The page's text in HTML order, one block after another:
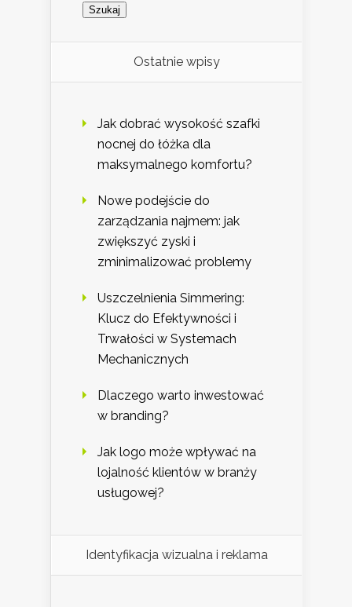
Ostatnie wpisy
Jak dobrać wysokość szafki
nocnej do łóżka dla
maksymalnego komfortu?
Nowe podejście do
zarządzania najmem: jak
zwiększyć zyski i
zminimalizować problemy
Uszczelnienia Simmering:
Klucz do Efektywności i
Trwałości w Systemach
Mechanicznych
Dlaczego warto inwestować
w branding?
Jak logo może wpływać na
lojalność klientów w branży
usługowej?
Identyfikacja wizualna i reklama